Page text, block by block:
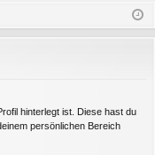
hinterlegt ist. Diese hast du
persönlichen Bereich